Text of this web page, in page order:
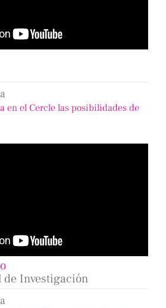
en el Cercle las posibilidades de
de Investigación